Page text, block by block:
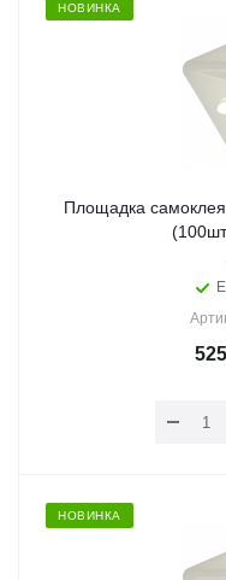
НОВИНКА
Площадка
НОВИНКА